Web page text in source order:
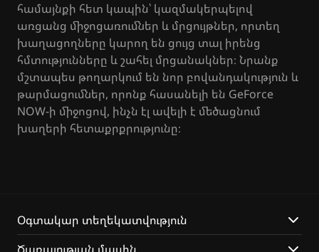
համայնքի հետ կապին՝ կազմակերպելով
առցանց միջոցառումներ և մրցույթներ, որտեղ
խաղացողները կարող են ցույց տալ իրենց
հմտությունները և շահել մրցանակներ։ Նրանք
մշտապես թողարկում են նոր բովանդակություն և
թարմացումներ, որոնք հասանելի են GeForce
NOW-ի միջոցով, ինչն էլ ավելի է մեծացնում
խաղերի հետաքրքրությունը։
Օգտակար տեղեկատվություն